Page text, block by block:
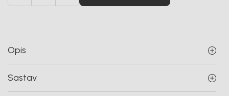
Opis
Sastav